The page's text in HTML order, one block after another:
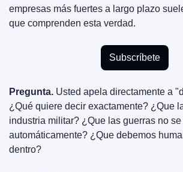
empresas más fuertes a largo plazo
que comprenden esta verdad.
Subscríbete
Pregunta. Usted apela directamente a
¿Qué quiere decir exactamente? ¿Que
industria militar? ¿Que las guerras no
automáticamente? ¿Que debemos
dentro?